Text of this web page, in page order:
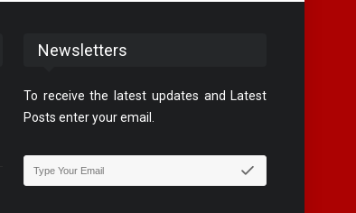
Newsletters
To receive the latest updates and Latest
Posts enter your email.